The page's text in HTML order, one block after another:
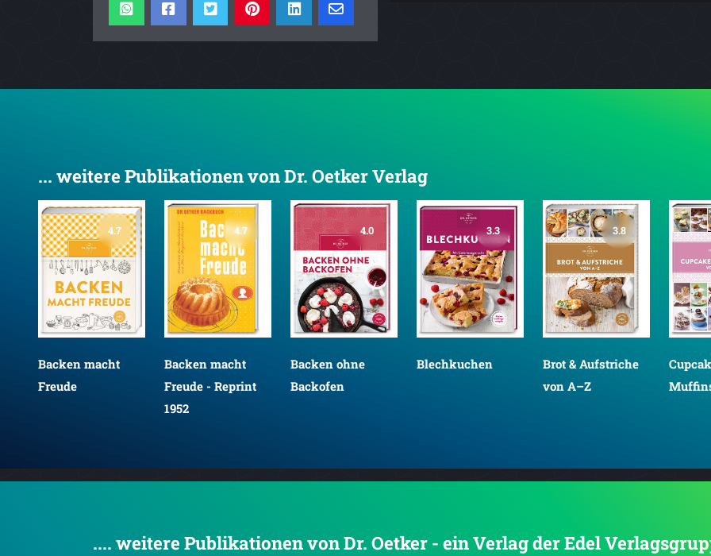
... weitere Publikationen von Dr. Oetker Verlag
4.7
Backen macht
Freude
4.7
Backen macht
Freude - Reprint
1952
4.0
Backen ohne
Backofen
3.3
Blechkuchen
3.8
Brot & Aufstriche
von A–Z
.... weitere Publikationen von Dr. Oetker - ein Verlag der Edel